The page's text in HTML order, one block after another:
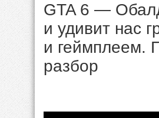
GTA 6 —
и удивит нас
и геймплеем.
разбор